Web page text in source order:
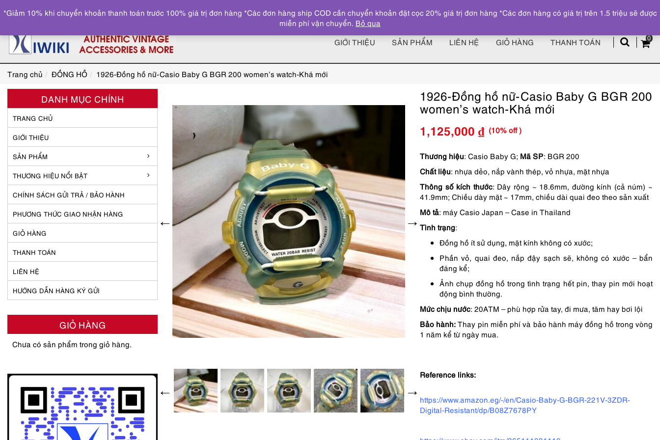
z
0
GIỚI THIỆU SẢN PHẨM LIÊN HỆ GIỎ HÀNG THANH TOÁN
Trang chủ ĐỒNG HỒ 1926-Đồng hồ nữ-Casio Baby G BGR 200 women’s watch-Khá mới
1926-Đồng hồ nữ-Casio Baby G BGR 200
women’s watch-Khá mới
Giá
gốc
là:
1,250,000 ₫.
1,125,000 ₫
Giá
hiện
tại
là:
(10% off )
Thương hiệu: Casio Baby G; Mã SP: BGR 200
Chất liệu: nhựa dẻo, nắp vành thép, vỏ nhựa, mặt nhựa
Thông số kích thước: Dây rộng ~ 18.6mm, đường kính (cả núm) ~
41.9mm; Chiều dày mặt ~ 17mm, chiều dài quai đeo theo sản xuất
Mô tả: máy Casio Japan – Case in Thailand
Tình trạng:
Đồng hồ ít sử dụng, mặt kính không có xước;
Phần vỏ, quai đeo, nắp đậy sạch sẽ, không có xước – bẩn
đáng kể;
Ảnh chụp đồng hồ trong tình trạng hết pin, thay pin mới hoạt
động bình thường.
Mức chịu nước: 20ATM – phù hợp rửa tay, đi mưa, tăm hay bơi lội
Bảo hành: Thay pin miễn phí và bảo hành máy đồng hồ trong vòng
1 năm kể từ ngày mua.
Reference links:
https://www.amazon.eg/-/en/Casio-Baby-G-BGR-221V-3ZDR-
Digital-Resistant/dp/B08Z7678PY
DANH MỤC CHÍNH
TRANG CHỦ
GIỚI THIỆU
SẢN PHẨM
THƯƠNG HIỆU NỔI BẬT
CHÍNH SÁCH GỬI TRẢ / BẢO HÀNH
PHƯƠNG THỨC GIAO NHẬN HÀNG
GIỎ HÀNG
THANH TOÁN
LIÊN HỆ
HƯỚNG DẪN HÀNG KÝ GỬI
GIỎ HÀNG
Chưa có sản phẩm trong giỏ hàng.
*Giảm 10% khi chuyển khoản thanh toán trước 100% giá trị đơn hàng *Các đơn hàng ship COD cần chuyển khoản đặt cọc 20% giá trị đơn hàng *Các đơn hàng có giá trị trên 1.5 triệu sẽ được
miễn phí vận chuyển. Bỏ qua